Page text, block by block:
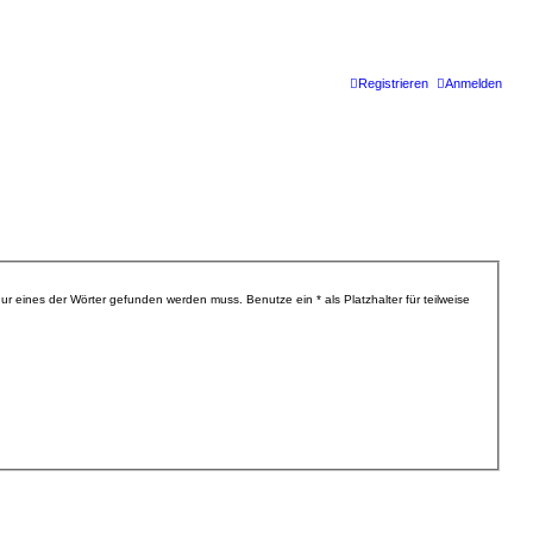
Anmelden
Registrieren
eines der Wörter gefunden werden muss. Benutze ein * als Platzhalter für teilweise